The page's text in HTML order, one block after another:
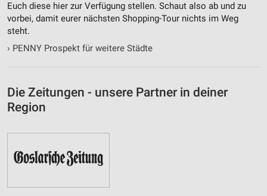
Euch diese hier zur Verfügung stellen. Schaut also ab und zu
vorbei, damit eurer nächsten Shopping-Tour nichts im Weg
steht.
› PENNY Prospekt für weitere Städte
Die Zeitungen - unsere Partner in deiner
Region